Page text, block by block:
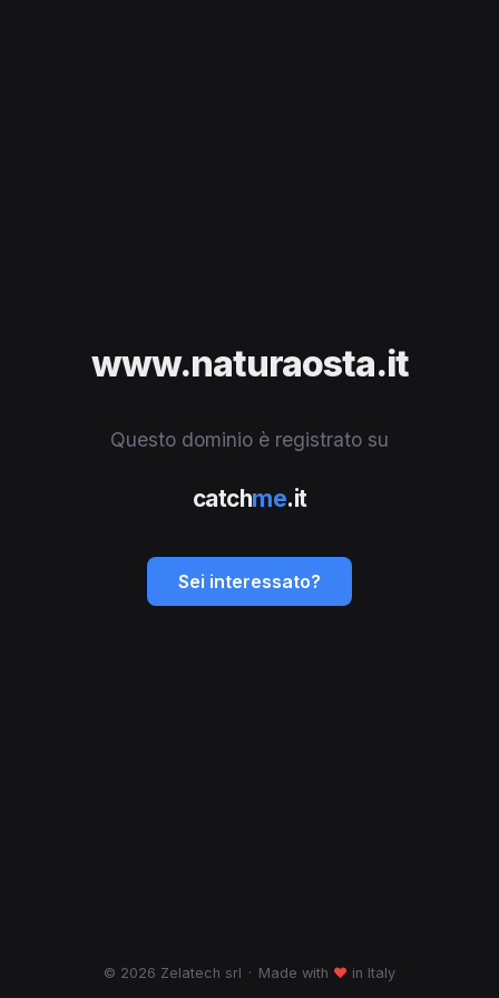
www.naturaosta.it
Questo dominio è registrato su
catchme.it
Sei interessato?
© 2026 Zelatech srl · Made with ♥ in Italy